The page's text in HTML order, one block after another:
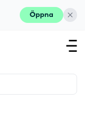
Öppna